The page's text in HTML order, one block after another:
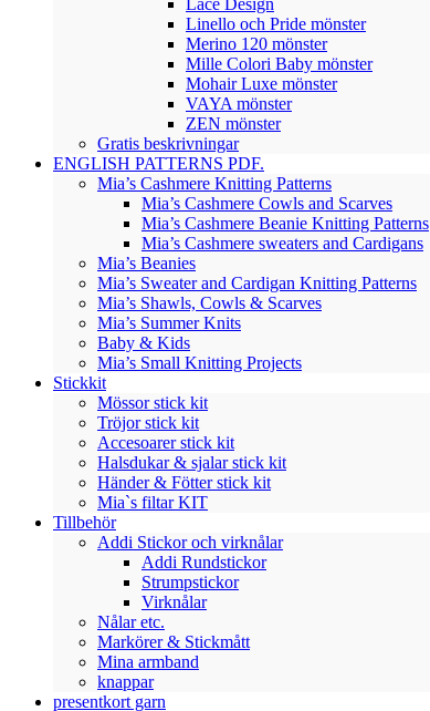
Lace Design
Linello och Pride mönster
Merino 120 mönster
Mille Colori Baby mönster
Mohair Luxe mönster
VAYA mönster
ZEN mönster
Gratis beskrivningar
ENGLISH PATTERNS PDF.
Mia’s Cashmere Knitting Patterns
Mia’s Cashmere Cowls and Scarves
Mia’s Cashmere Beanie Knitting Patterns
Mia’s Cashmere sweaters and Cardigans
Mia’s Beanies
Mia’s Sweater and Cardigan Knitting Patterns
Mia’s Shawls, Cowls & Scarves
Mia’s Summer Knits
Baby & Kids
Mia’s Small Knitting Projects
Stickkit
Mössor stick kit
Tröjor stick kit
Accesoarer stick kit
Halsdukar & sjalar stick kit
Händer & Fötter stick kit
Mia`s filtar KIT
Tillbehör
Addi Stickor och virknålar
Addi Rundstickor
Strumpstickor
Virknålar
Nålar etc.
Markörer & Stickmått
Mina armband
knappar
presentkort garn